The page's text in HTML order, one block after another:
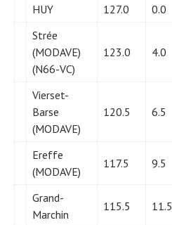
HUY 127.0 0.0
Strée
(MODAVE)
(N66-VC)
123.0 4.0
Vierset-
Barse
(MODAVE)
120.5 6.5
Ereffe
(MODAVE)
117.5 9.5
Grand-
Marchin
115.5 11.5